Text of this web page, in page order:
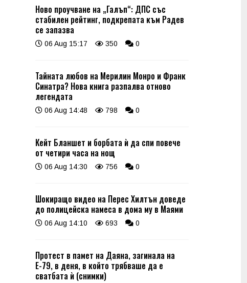
Ново проучване на „Галъп“: ДПС със
стабилен рейтинг, подкрепата към Радев
се запазва
06 Aug 15:17 350 0
Тайната любов на Мерилин Монро и Франк
Синатра? Нова книга разпалва отново
легендата
06 Aug 14:48 798 0
Кейт Бланшет и борбата ѝ да спи повече
от четири часа на нощ
06 Aug 14:30 756 0
Шокиращо видео на Перес Хилтън доведе
до полицейска намеса в дома му в Маями
06 Aug 14:10 693 0
Протест в памет на Даяна, загинала на
Е-79, в деня, в който трябваше да е
сватбата ѝ (снимки)